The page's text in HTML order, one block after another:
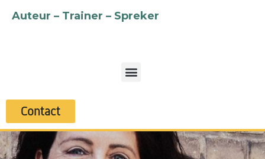
Auteur – Trainer – Spreker
Contact